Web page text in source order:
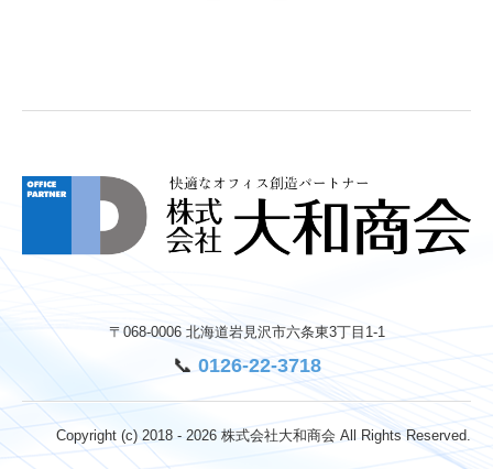
〒068-0006 北海道岩見沢市六条東3丁目1-1
📞 0126-22-3718
Copyright (c) 2018 - 2026 株式会社大和商会 All Rights Reserved.